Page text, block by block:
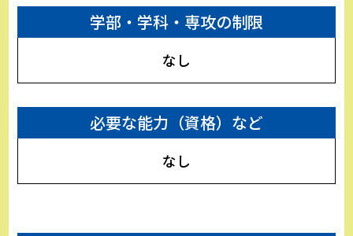
学部・学科・専攻の制限
なし
必要な能力（資格）など
なし